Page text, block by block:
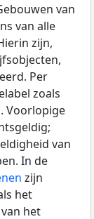
van
van alle
zijn,
Per
zoals
Voorlopige
van
In de
zijn
het
het